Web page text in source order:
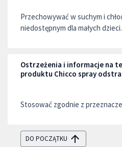
Przechowywać w suchym i
niedostępnym dla małych dzieci.
Ostrzeżenia i informacje na
produktu Chicco spray
Stosować zgodnie z
DO POCZĄTKU